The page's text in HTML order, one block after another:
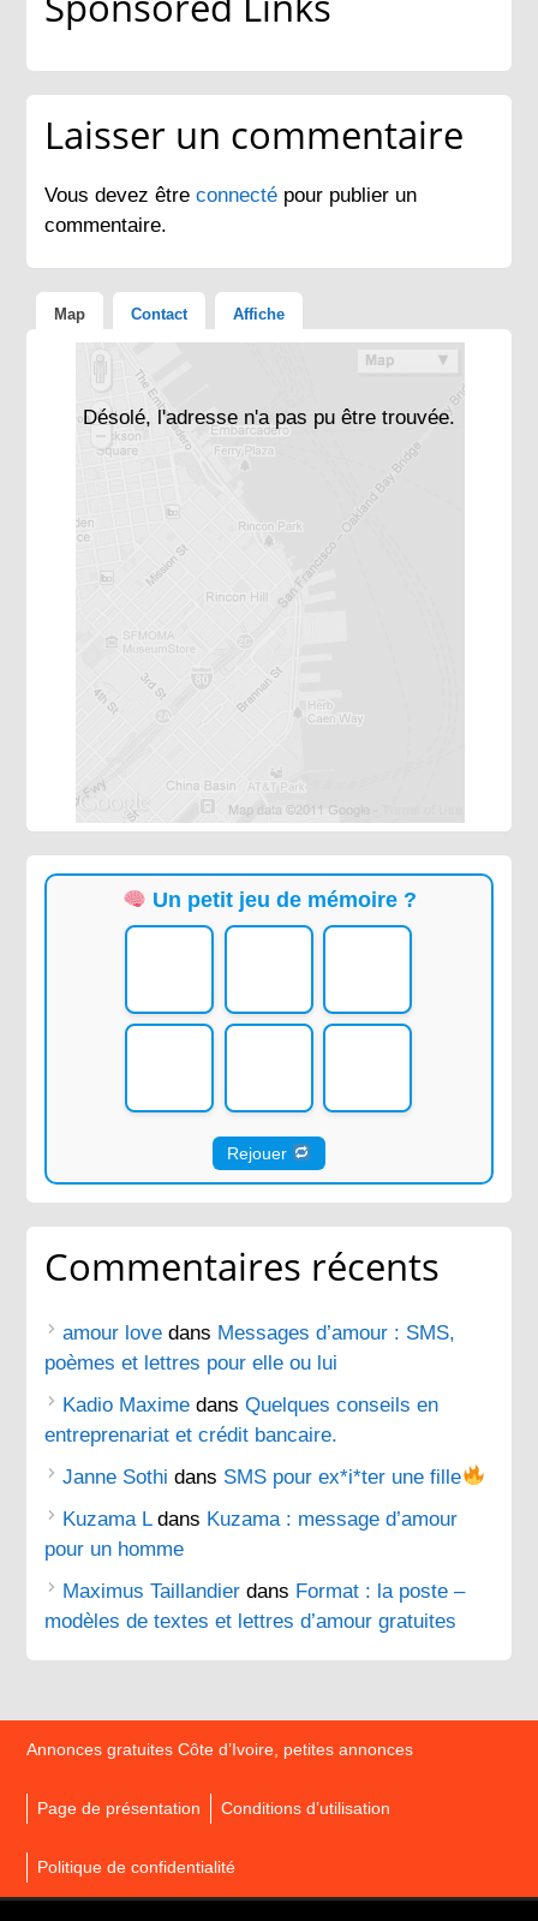
Laisser un commentaire
Vous devez êtreconnecté pour publier un
commentaire.
Map Contact Affiche
Désolé, l'adresse n'a pas pu être trouvée.
Un petit jeu de mémoire ?
Rejouer
Commentaires récents
amour love dans Messages d’amour : SMS,
poèmes et lettres pour elle ou lui
Kadio Maxime dansQuelques conseils en
entreprenariat et crédit bancaire.
Janne Sothi dans SMS pour ex*i*ter une fille
Kuzama Ldans Kuzama : message d’amour
pour un homme
Maximus Taillandier dans Format : la poste –
modèles de textes et lettres d’amour gratuites
Annonces gratuites Côte d’Ivoire, petites annonces
Page de présentation Conditions d’utilisation
Politique de confidentialité